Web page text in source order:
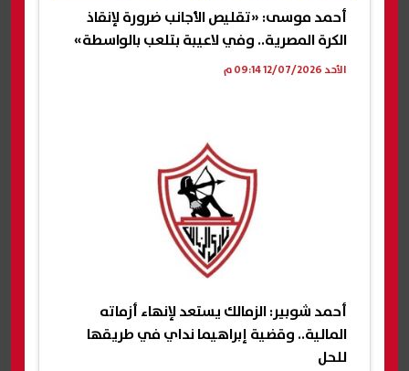
أحمد موسى: «تقليص الأجانب ضرورة لإنقاذ
الكرة المصرية.. وفي لاعيبة بتلعب بالواسطة»
الأحد 12/07/2026 09:14 م
أحمد شوبير: الزمالك يستعد لإنهاء أزماته
المالية.. وقضية إبراهيما نداي في طريقها
للحل